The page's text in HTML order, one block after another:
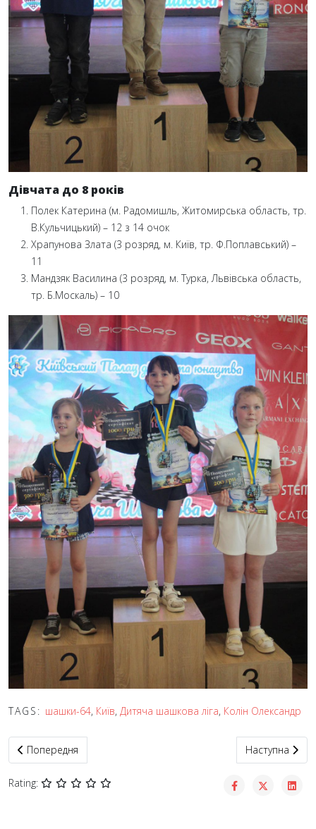
Дівчата до 8 років
Полек Катерина (м. Радомишль, Житомирська область, тр.
В.Кульчицький) – 12 з 14 очок
Храпунова Злата (3 розряд, м. Київ, тр. Ф.Поплавський) –
11
Мандзяк Василина (3 розряд, м. Турка, Львівська область,
тр. Б.Москаль) – 10
TAGS: шашки-64, Київ, Дитяча шашкова ліга, Колін Олександр
Попередня стаття: Федерація шашок міста Києва взяла участь
Попередня Наступна
Наступна
Rating: